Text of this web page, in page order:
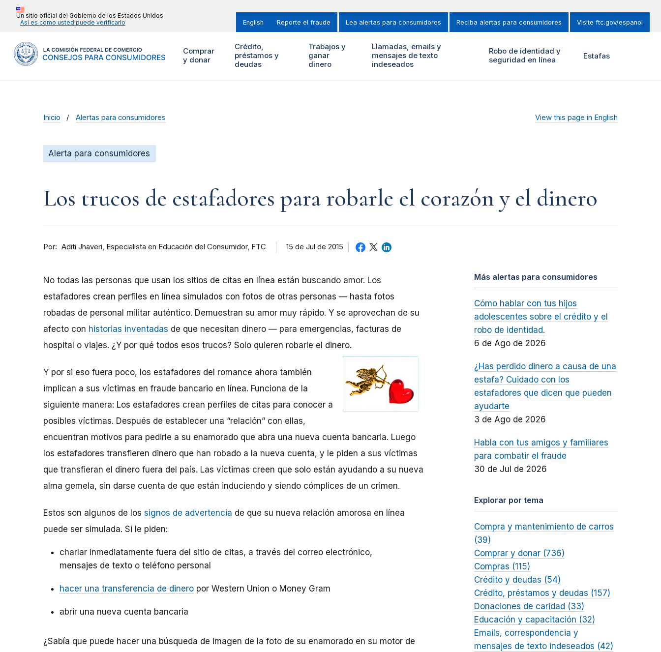
Un sitio oficial del Gobierno de los Estados Unidos
Así es como usted puede verificarlo
English Reporte el fraude Lea alertas para consumidores Reciba alertas para consumidores Visite ftc.gov/espanol
Comprar
y donar
Crédito,
préstamos y
deudas
Trabajos y
ganar
dinero
Llamadas, emails y
mensajes de texto
indeseados
Robo de identidad y
seguridad en línea
Estafas
Inicio Alertas para consumidores View this page in English
Alerta para consumidores
Los trucos de estafadores para robarle el corazón y el dinero
Por Aditi Jhaveri Especialista en Educación del Consumidor, FTC 15 de Jul de 2015
No todas las personas que usan los sitios de citas en línea están buscando amor. Los
estafadores crean perfiles en línea simulados con fotos de otras personas — hasta fotos
robadas de personal militar auténtico. Demuestran su amor muy rápido. Y se aprovechan de su
afecto con historias inventadas de que necesitan dinero — para emergencias, facturas de
hospital o viajes. ¿Y por qué todos esos trucos? Solo quieren robarle el dinero.
Y por si eso fuera poco, los estafadores del romance ahora también
implican a sus víctimas en fraude bancario en línea. Funciona de la
siguiente manera: Los estafadores crean perfiles de citas para conocer a
posibles víctimas. Después de establecer una “relación” con ellas,
encuentran motivos para pedirle a su enamorado que abra una nueva cuenta bancaria. Luego
los estafadores transfieren dinero que han robado a la nueva cuenta, y le piden a sus víctimas
que transfieran el dinero fuera del país. Las víctimas creen que solo están ayudando a su nueva
alma gemela, sin darse cuenta de que están induciendo y siendo cómplices de un crimen.
Estos son algunos de los signos de advertencia de que su nueva relación amorosa en línea
puede ser simulada. Si le piden:
charlar inmediatamente fuera del sitio de citas, a través del correo electrónico,
mensajes de texto o teléfono personal
hacer una transferencia de dinero por Western Union o Money Gram
abrir una nueva cuenta bancaria
¿Sabía que puede hacer una búsqueda de imagen de la foto de su enamorado en su motor de
Más alertas para consumidores
Cómo hablar con tus hijos
adolescentes sobre el crédito y el
robo de identidad.
6 de Ago de 2026
¿Has perdido dinero a causa de una
estafa? Cuidado con los
estafadores que dicen que pueden
ayudarte
3 de Ago de 2026
Habla con tus amigos y familiares
para combatir el fraude
30 de Jul de 2026
Explorar por tema
Compra y mantenimiento de carros
(39)
Comprar y donar (736)
Compras (115)
Crédito y deudas (54)
Crédito, préstamos y deudas (157)
Donaciones de caridad (33)
Educación y capacitación (32)
Emails, correspondencia y
mensajes de texto indeseados (42)